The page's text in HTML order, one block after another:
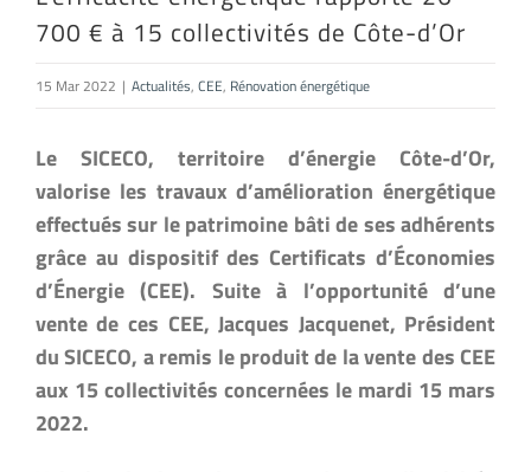
700 € à 15 collectivités de Côte-d’Or
15 Mar 2022 | Actualités, CEE, Rénovation énergétique
Le SICECO, territoire d’énergie Côte-d’Or,
valorise les travaux d’amélioration énergétique
effectués sur le patrimoine bâti de ses adhérents
grâce au dispositif des Certificats d’Économies
d’Énergie (CEE). Suite à l’opportunité d’une
vente de ces CEE, Jacques Jacquenet, Président
du SICECO, a remis le produit de la vente des CEE
aux 15 collectivités concernées le mardi 15 mars
2022.